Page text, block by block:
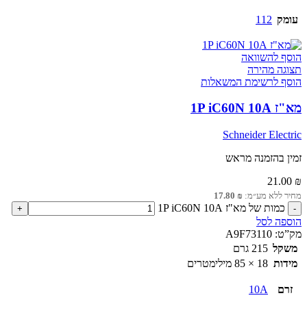
עומק 112
הוסף להשוואה
תצוגה מהירה
הוסף לרשימת המשאלות
מא"ז 1P iC60N 10A
Schneider Electric
זמין בהזמנה מראש
21.00 ₪
מחיר ללא מע״מ: 17.80 ₪
כמות של מא"ז 1P iC60N 10A
הוספה לסל
מק”ט: A9F73110
משקל 215 גרם
מידות 18 × 85 מילימטרים
זרם 10A